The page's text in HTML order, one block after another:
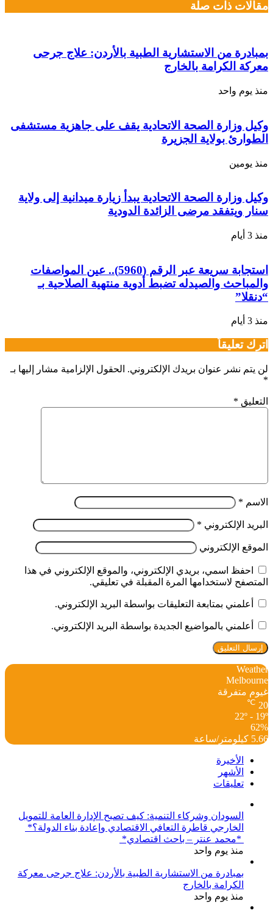
مقالات ذات صلة
بمبادرة من الاستشارية الطبية بالأردن: علاج جرحى
معركة الكرامة بالخارج
منذ يوم واحد
وكيل وزارة الصحة الاتحادية يقف على جاهزية مستشفى
الطوارئ بولاية الجزيرة
منذ يومين
وكيل وزارة الصحة الاتحادية يبدأ زيارة ميدانية إلى ولاية
سنار ويتفقد مرضى الزائدة الدودية
منذ 3 أيام
استجابة سريعة عبر الرقم (5960).. عين المواصفات
والمباحث والصيدله تضبط أدوية منتهية الصلاحية بـ
“دنقلا”
منذ 3 أيام
اترك تعليقاً
لن يتم نشر عنوان بريدك الإلكتروني. الحقول الإلزامية مشار إليها بـ
*
التعليق *
الاسم *
البريد الإلكتروني *
الموقع الإلكتروني
احفظ اسمي، بريدي الإلكتروني، والموقع الإلكتروني في هذا
المتصفح لاستخدامها المرة المقبلة في تعليقي.
أعلمني بمتابعة التعليقات بواسطة البريد الإلكتروني.
أعلمني بالمواضيع الجديدة بواسطة البريد الإلكتروني.
Weather
Melbourne
غيوم متفرقة
20
℃
22º - 19º
62%
5.66 كيلومتر/ساعة
الأخيرة
الأشهر
تعليقات
السودان وشركاء التنمية: كيف تصبح الإدارة العامة للتمويل
الخارجي قاطرة التعافي الاقتصادي وإعادة بناء الدولة؟*
*محمد عنتر – باحث اقتصادي*
منذ يوم واحد
بمبادرة من الاستشارية الطبية بالأردن: علاج جرحى معركة
الكرامة بالخارج
منذ يوم واحد